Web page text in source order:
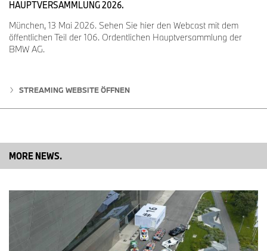
HAUPTVERSAMMLUNG 2026.
München, 13 Mai 2026. Sehen Sie hier den Webcast mit dem
öffentlichen Teil der 106. Ordentlichen Hauptversammlung der
BMW AG.
STREAMING WEBSITE ÖFFNEN
MORE NEWS.